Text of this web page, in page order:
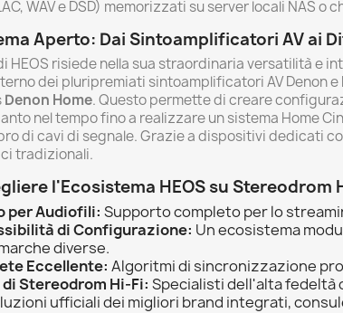
WAV e DSD) memorizzati su server locali NAS o
Aperto: Dai Sintoamplificatori AV ai
HEOS risiede nella sua straordinaria versatilità e
dei pluripremiati sintoamplificatori AV Denon
Denon Home. Questo permette di creare
nel tempo fino a realizzare un sistema Home
di cavi di segnale. Grazie a dispositivi dedicati
tradizionali.
l'Ecosistema HEOS su Stereodrom
per Audiofili: Supporto completo per lo
di Configurazione: Un ecosistema
diverse.
Eccellente: Algoritmi di sincronizzazione
Stereodrom Hi-Fi: Specialisti dell'alta fedeltà
ufficiali dei migliori brand integrati,